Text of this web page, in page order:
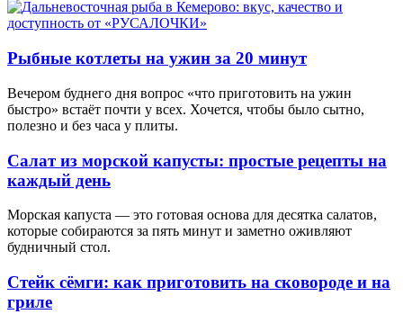
Рыбные котлеты на ужин за 20 минут
Вечером буднего дня вопрос «что приготовить на ужин
быстро» встаёт почти у всех. Хочется, чтобы было сытно,
полезно и без часа у плиты.
Салат из морской капусты: простые рецепты на
каждый день
Морская капуста — это готовая основа для десятка салатов,
которые собираются за пять минут и заметно оживляют
будничный стол.
Стейк сёмги: как приготовить на сковороде и на
гриле